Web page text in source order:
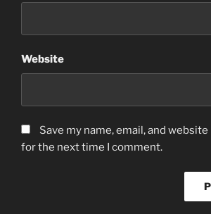
Website
Save my name, email, and
for the next time I comment.